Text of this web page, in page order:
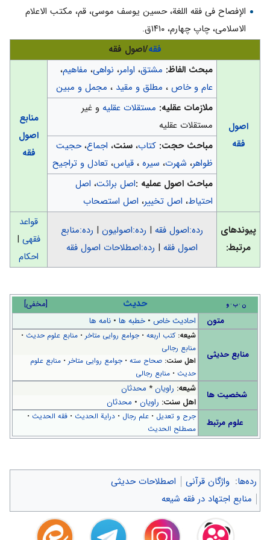
الإفصاح فى فقه اللغة، حسین یوسف موسى، قم، مکتب الاعلام
الاسلامی، چاپ چهارم، ۱۴۱۰ق.
فقه/اصول فقه
اصول
فقه
مبحث الفاظ: مشتق، اوامر، نواهی، مفاهیم،
عام و خاص، مطلق و مقید ، مجمل و مبین
منابع
اصول
فقه
ملازمات عقلیه: مستقلات عقلیهو غیر
مستقلات عقلیه
مباحث حجت: کتاب، سنت، اجماع،حجیت
ظواهر، شهرت، سیره، قیاس، تعادل و تراجیح
مباحث اصول عملیه :اصل برائت، اصل
احتیاط، اصل تخییر، اصل استصحاب
پیوندهای
مرتبط:
رده:اصول فقه | رده:اصولیون | رده:منابع
اصول فقه | رده:اصطلاحات اصول فقه
قواعد
فقهی |
احکام
[مخفی] ن ب و حدیث
متون احادیث خاص •خطبه ها •نامه ها
منابع حدیثی
شیعه: کتب اربعه• جوامع روایی متاخر • منابع علوم حدیث •
منابع رجالی
اهل سنت: صحاح سته• جوامع روایی متاخر• منابع علوم
حدیث • منابع رجالی
شخصیت ها
شیعه: راویان* محدثان
اهل سنت: راویان • محدثان
علوم مرتبط
جرح و تعدیل • علم رجال • درایة الحدیث • فقه الحدیث •
مصطلح الحدیث
رده‌ها: واژگان قرآنی
اصطلاحات حدیثی
منابع اجتهاد در فقه شیعه